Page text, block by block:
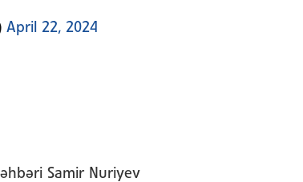
April 22, 2024
Samir Nuriyev